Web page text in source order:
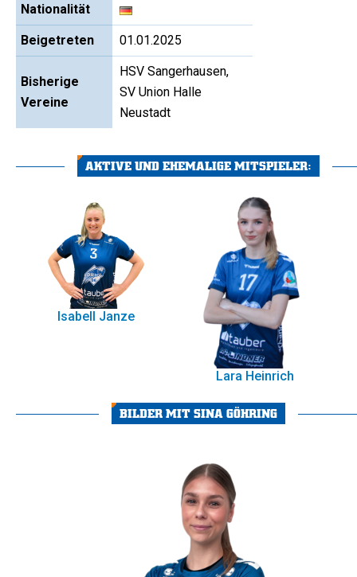
Nationalität
Beigetreten 01.01.2025
Bisherige
Vereine
HSV Sangerhausen,
SV Union Halle
Neustadt
AKTIVE UND EHEMALIGE MITSPIELER:
Isabell Janze
Lara Heinrich
BILDER MIT SINA GÖHRING